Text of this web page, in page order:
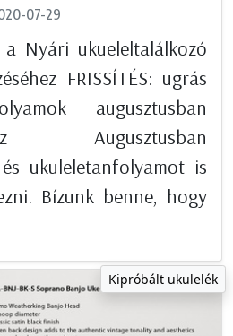
07-29
a Nyári ukueleltalálkozó
FRISSÍTÉS: ugrás
augusztusban
Augusztusban
ukuleletanfolyamot is
Bízunk benne, hogy
Kipróbált ukulelék